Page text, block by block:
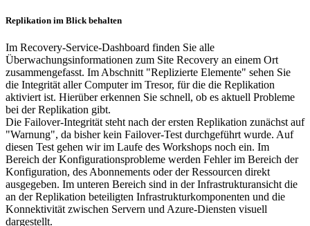
Replikation im Blick behalten
Im Recovery-Service-Dashboard finden Sie alle
Überwachungsinformationen zum Site Recovery an einem Ort
zusammengefasst. Im Abschnitt "Replizierte Elemente" sehen Sie
die Integrität aller Computer im Tresor, für die die Replikation
aktiviert ist. Hierüber erkennen Sie schnell, ob es aktuell Probleme
bei der Replikation gibt.
Die Failover-Integrität steht nach der ersten Replikation zunächst auf
"Warnung", da bisher kein Failover-Test durchgeführt wurde. Auf
diesen Test gehen wir im Laufe des Workshops noch ein. Im
Bereich der Konfigurationsprobleme werden Fehler im Bereich der
Konfiguration, des Abonnements oder der Ressourcen direkt
ausgegeben. Im unteren Bereich sind in der Infrastrukturansicht die
an der Replikation beteiligten Infrastrukturkomponenten und die
Konnektivität zwischen Servern und Azure-Diensten visuell
dargestellt.